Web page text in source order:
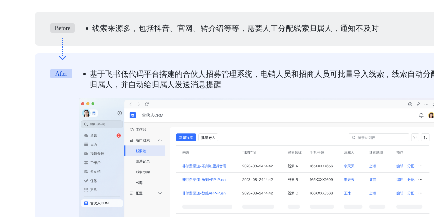
Before 线索来源多，包括抖音、官网、转介绍等等，需要人工分配线索归属人，通知不及时
After
基于飞书低代码平台搭建的合伙人招募管理系统，电销人员和招商人员可批量导入线索，线索自动分
归属人，并自动给归属人发送消息提醒